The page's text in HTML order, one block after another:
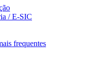
/ E-SIC
frequentes